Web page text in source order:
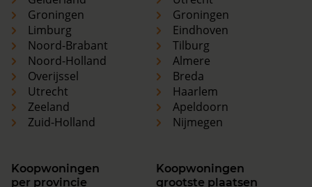
Groningen
Limburg
Noord-Brabant
Noord-Holland
Overijssel
Utrecht
Zeeland
Zuid-Holland
Groningen
Eindhoven
Tilburg
Almere
Breda
Haarlem
Apeldoorn
Nijmegen
Koopwoningen
per provincie
Koopwoningen
grootste plaatsen